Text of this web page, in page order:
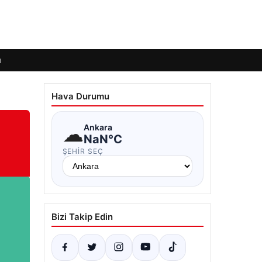
Hava Durumu
☁Ankara
NaN°C
ŞEHIR SEÇ
Bizi Takip Edin